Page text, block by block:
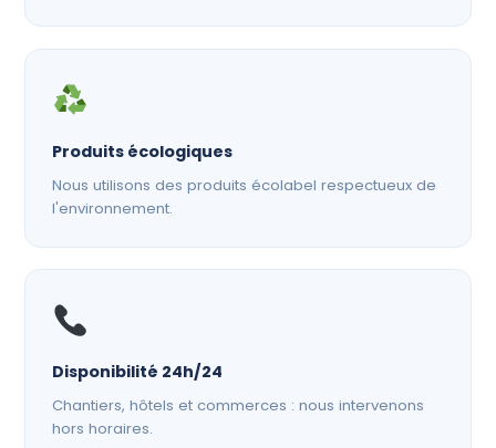
Produits écologiques
Nous utilisons des produits écolabel respectueux de
l'environnement.
Disponibilité 24h/24
Chantiers, hôtels et commerces : nous intervenons
hors horaires.